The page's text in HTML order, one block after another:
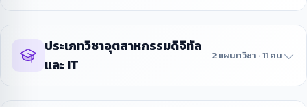
ประเภทวิชาอุตสาหกรรมดิจิทัล
และ IT
2 แผนกวิชา · 11 คน